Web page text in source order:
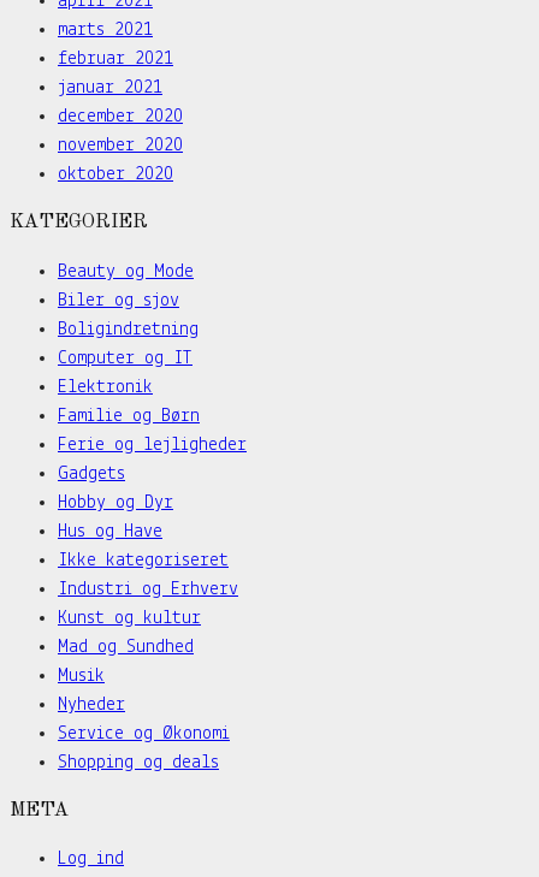
marts 2021
februar 2021
januar 2021
december 2020
november 2020
oktober 2020
KATEGORIER
Beauty og Mode
Biler og sjov
Boligindretning
Computer og IT
Elektronik
Familie og Børn
Ferie og lejligheder
Gadgets
Hobby og Dyr
Hus og Have
Ikke kategoriseret
Industri og Erhverv
Kunst og kultur
Mad og Sundhed
Musik
Nyheder
Service og Økonomi
Shopping og deals
META
Log ind